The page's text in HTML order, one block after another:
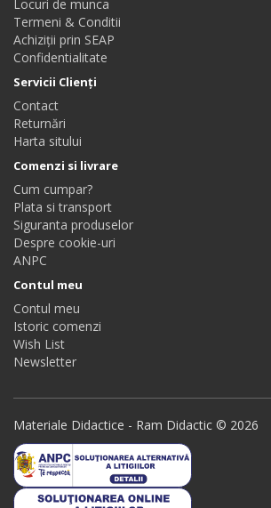
Locuri de munca
Termeni & Conditii
Achiziții prin SEAP
Confidentialitate
Servicii Clienţi
Contact
Returnări
Harta sitului
Comenzi si livrare
Cum cumpar?
Plata si transport
Siguranta produselor
Despre cookie-uri
ANPC
Contul meu
Contul meu
Istoric comenzi
Wish List
Newsletter
Materiale Didactice - Ram Didactic © 2026